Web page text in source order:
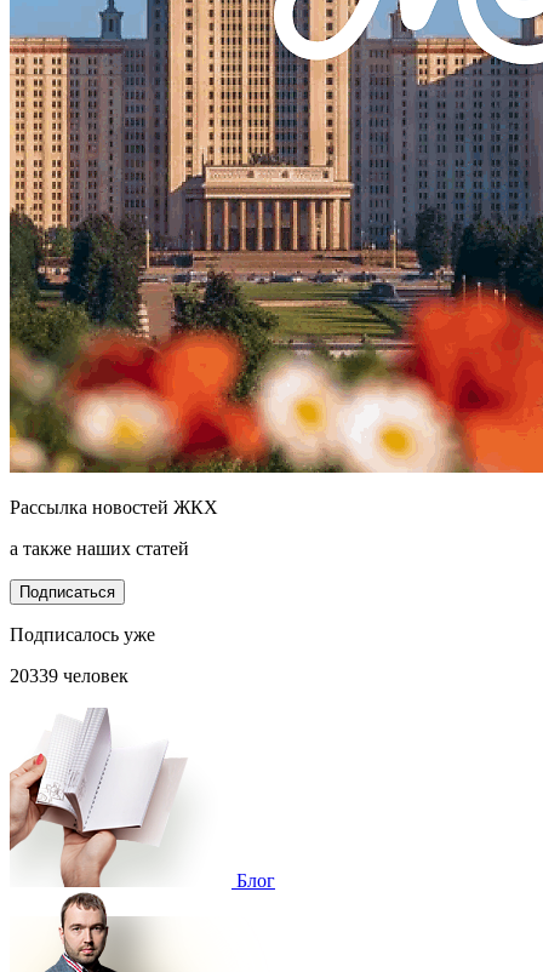
Рассылка новостей ЖКХ
а также наших статей
Подписаться
Подписалось уже
20339 человек
Блог